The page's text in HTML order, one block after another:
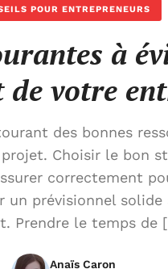
POUR ENTREPRENEURS
à
de votre
des bonnes
Choisir le bon
correctement
un prévisionnel
Prendre le temps de
Anaïs Caron